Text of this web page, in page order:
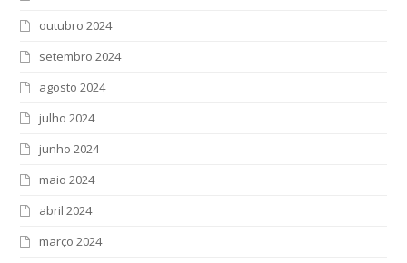
outubro 2024
setembro 2024
agosto 2024
julho 2024
junho 2024
maio 2024
abril 2024
março 2024